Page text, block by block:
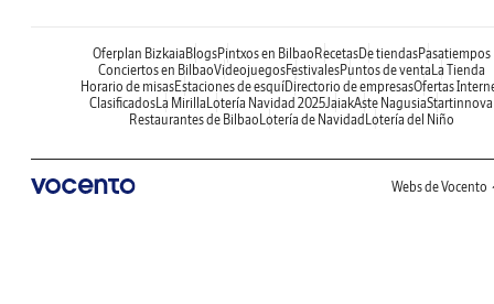
Oferplan BizkaiaBlogsPintxos en BilbaoRecetasDe tiendasPasatiempos
Conciertos en BilbaoVideojuegosFestivalesPuntos de ventaLa Tienda
Horario de misasEstaciones de esquíDirectorio de empresasOfertas
ClasificadosLa MirillaLotería Navidad 2025JaiakAste NagusiaStartinnova
Restaurantes de BilbaoLotería de NavidadLotería del Niño
Webs de Vocento